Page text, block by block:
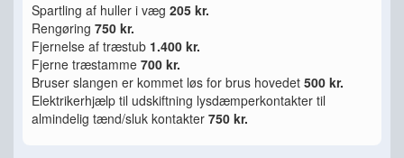
Spartling af huller i væg 205 kr.
Rengøring 750 kr.
Fjernelse af træstub 1.400 kr.
Fjerne træstamme 700 kr.
Bruser slangen er kommet løs for brus hovedet 500 kr.
Elektrikerhjælp til udskiftning lysdæmperkontakter til
almindelig tænd/sluk kontakter 750 kr.